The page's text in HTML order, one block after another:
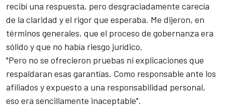
recibí una respuesta, pero desgraciadamente carecía
de la claridad y el rigor que esperaba. Me dijeron, en
términos generales, que el proceso de gobernanza era
sólido y que no había riesgo jurídico.
"Pero no se ofrecieron pruebas ni explicaciones que
respaldaran esas garantías. Como responsable ante los
afiliados y expuesto a una responsabilidad personal,
eso era sencillamente inaceptable".